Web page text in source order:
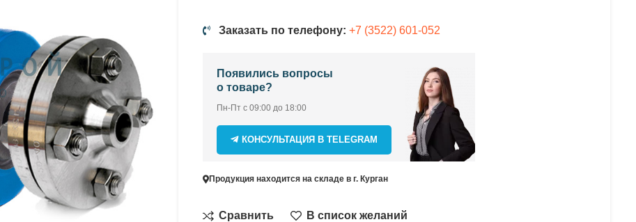
Заказать по телефону: +7 (3522) 601-052
Появились вопросы
о товаре?
Пн-Пт с 09:00 до 18:00
КОНСУЛЬТАЦИЯ В TELEGRAM
Продукция находится на складе в г. Курган
Сравнить В список желаний